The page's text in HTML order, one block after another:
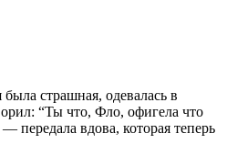
страшная, одевалась в
“Ты что, Фло, офигела что
передала вдова, которая теперь